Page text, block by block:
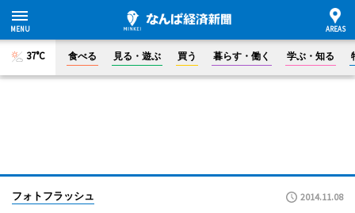
37°C 食べる 見る・遊ぶ 買う 暮らす・働く 学ぶ・知る
フォトフラッシュ 2014.11.08